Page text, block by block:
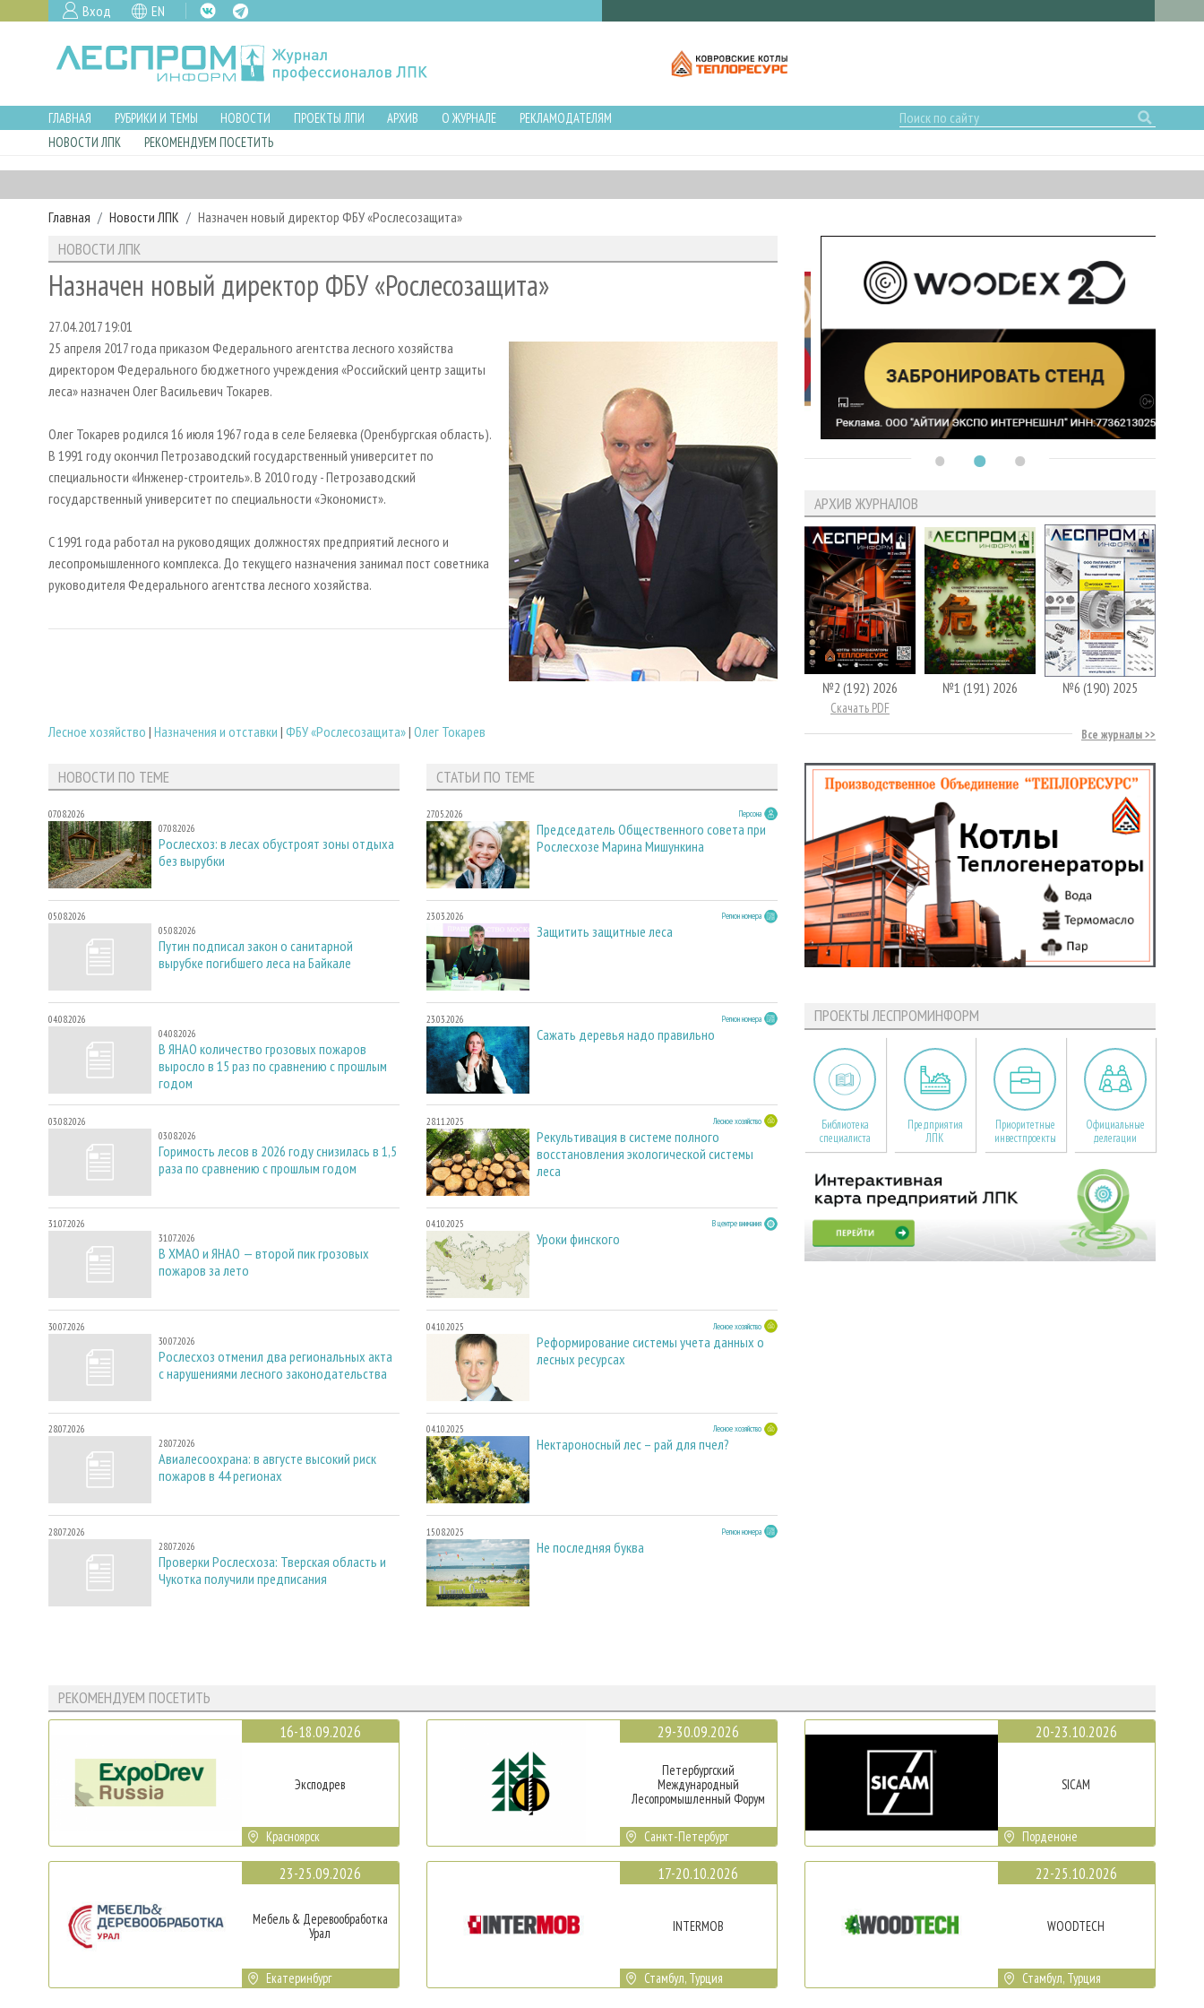
Вход EN
ГЛАВНАЯ РУБРИКИ И ТЕМЫ НОВОСТИ ПРОЕКТЫ ЛПИ АРХИВ О ЖУРНАЛЕ
РЕКЛАМОДАТЕЛЯМ
НОВОСТИ ЛПК
РЕКОМЕНДУЕМ ПОСЕТИТЬ
Главная Новости ЛПК Назначен новый директор ФБУ «Рослесозащита»
НОВОСТИ ЛПК
Назначен новый директор ФБУ «Рослесозащита»
27.04.2017 19:01
25 апреля 2017 года приказом Федерального агентства лесного хозяйства
директором Федерального бюджетного учреждения «Российский центр защиты
леса» назначен Олег Васильевич Токарев.
Олег Токарев родился 16 июля 1967 года в селе Беляевка (Оренбургская область).
В 1991 году окончил Петрозаводский государственный университет по
специальности «Инженер-строитель». В 2010 году - Петрозаводский
государственный университет по специальности «Экономист».
С 1991 года работал на руководящих должностях предприятий лесного и
лесопромышленного комплекса. До текущего назначения занимал пост советника
руководителя Федерального агентства лесного хозяйства.
Лесное хозяйство | Назначения и отставки | ФБУ «Рослесозащита»| Олег Токарев
НОВОСТИ ПО ТЕМЕ
07.08.2026
07.08.2026
Рослесхоз: в лесах обустроят зоны отдыха
без вырубки
05.08.2026
05.08.2026
Путин подписал закон о санитарной
вырубке погибшего леса на Байкале
04.08.2026
04.08.2026
В ЯНАО количество грозовых пожаров
выросло в 15 раз по сравнению с прошлым
годом
03.08.2026
03.08.2026
Горимость лесов в 2026 году снизилась в 1,5
раза по сравнению с прошлым годом
31.07.2026
31.07.2026
В ХМАО и ЯНАО — второй пик грозовых
пожаров за лето
30.07.2026
30.07.2026
Рослесхоз отменил два региональных акта
с нарушениями лесного законодательства
28.07.2026
28.07.2026
Авиалесоохрана: в августе высокий риск
пожаров в 44 регионах
28.07.2026
28.07.2026
Проверки Рослесхоза: Тверская область и
Чукотка получили предписания
СТАТЬИ ПО ТЕМЕ
27.05.2026 Персона
Председатель Общественного совета при
Рослесхозе Марина Мишункина
23.03.2026 Регион номера
Защитить защитные леса
23.03.2026 Регион номера
Сажать деревья надо правильно
28.11.2025 Лесное хозяйство
Рекультивация в системе полного
восстановления экологической системы
леса
04.10.2025 В центре внимания
Уроки финского
04.10.2025 Лесное хозяйство
Реформирование системы учета данных о
лесных ресурсах
04.10.2025 Лесное хозяйство
Нектароносный лес – рай для пчел?
15.08.2025 Регион номера
Не последняя буква
АРХИВ ЖУРНАЛОВ
№2 (192) 2026
Скачать PDF
№1 (191) 2026 №6 (190) 2025
Все журналы
ПРОЕКТЫ ЛЕСПРОМИНФОРМ
Библиотека
специалиста
Предприятия
ЛПК
Приоритетные
инвестпроекты
Официальные
делегации
РЕКОМЕНДУЕМ ПОСЕТИТЬ
16-18.09.2026
Эксподрев
Красноярск
23-25.09.2026
Мебель & Деревообработка
Урал
Екатеринбург
29-30.09.2026
Петербургский
Международный
Лесопромышленный Форум
Санкт-Петербург
17-20.10.2026
INTERMOB
Стамбул, Турция
20-23.10.2026
SICAM
Порденоне
22-25.10.2026
WOODTECH
Стамбул, Турция